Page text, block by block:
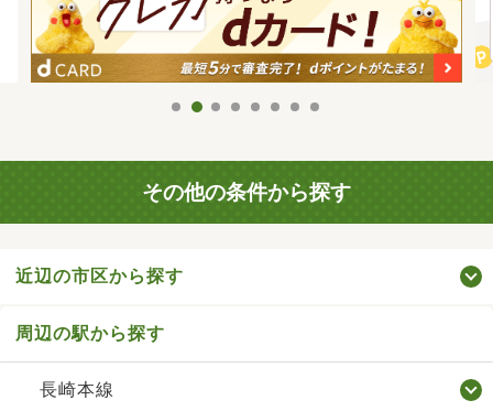
その他の条件から探す
近辺の市区から探す
周辺の駅から探す
長崎本線